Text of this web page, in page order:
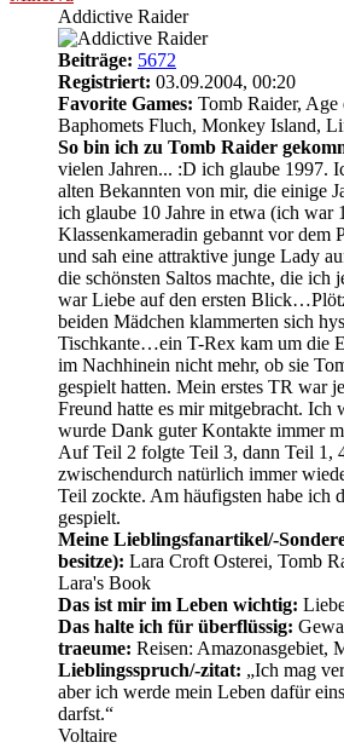
Addictive Raider
Beiträge: 5672
Registriert: 03.09.2004, 00:20
Favorite Games: Tomb Raider,
Baphomets Fluch, Monkey Island,
So bin ich zu Tomb Raider
vielen Jahren... :D ich glaube 1997.
alten Bekannten von mir, die einige
ich glaube 10 Jahre in etwa (ich war
Klassenkameradin gebannt vor dem
und sah eine attraktive junge Lady
die schönsten Saltos machte, die ich
war Liebe auf den ersten
beiden Mädchen klammerten sich
Tischkante…ein T-Rex kam um die
im Nachhinein nicht mehr, ob sie
gespielt hatten. Mein erstes TR war
Freund hatte es mir mitgebracht. Ich
wurde Dank guter Kontakte immer
Auf Teil 2 folgte Teil 3, dann Teil
zwischendurch natürlich immer
Teil zockte. Am häufigsten habe ich
gespielt.
Meine Lieblingsfanartikel/-
besitze): Lara Croft Osterei, Tomb
Lara's Book
Das ist mir im Leben wichtig:
Das halte ich für überflüssig:
traeume: Reisen: Amazonasgebiet,
Lieblingsspruch/-zitat: „Ich mag
aber ich werde mein Leben dafür
darfst.“
Voltaire